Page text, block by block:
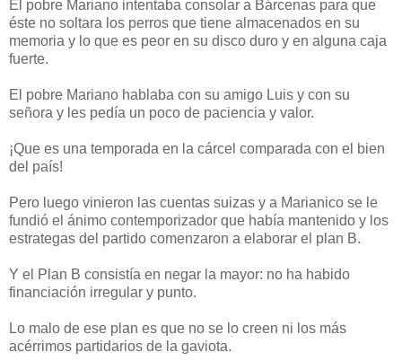
El pobre Mariano intentaba consolar a Bárcenas para que
éste no soltara los perros que tiene almacenados en su
memoria y lo que es peor en su disco duro y en alguna caja
fuerte.
El pobre Mariano hablaba con su amigo Luis y con su
señora y les pedía un poco de paciencia y valor.
¡Que es una temporada en la cárcel comparada con el bien
del país!
Pero luego vinieron las cuentas suizas y a Marianico se le
fundió el ánimo contemporizador que había mantenido y los
estrategas del partido comenzaron a elaborar el plan B.
Y el Plan B consistía en negar la mayor: no ha habido
financiación irregular y punto.
Lo malo de ese plan es que no se lo creen ni los más
acérrimos partidarios de la gaviota.